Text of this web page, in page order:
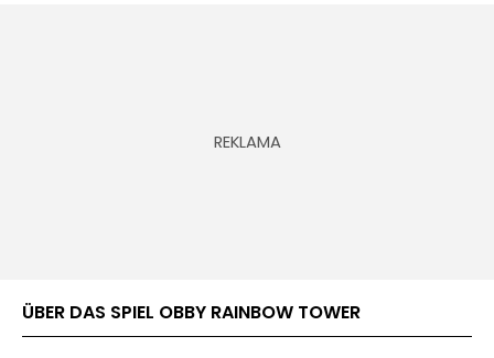
ÜBER DAS SPIEL OBBY RAINBOW TOWER